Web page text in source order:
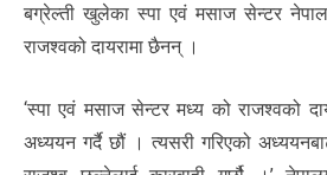
बग्रेल्ती खुलेका स्पा एवं मसाज सेन्टर
राजश्वको दायरामा छैनन् ।
‘स्पा एवं मसाज सेन्टर मध्य को राजश्वको
अध्ययन गर्दै छौं । त्यसरी गरिएको